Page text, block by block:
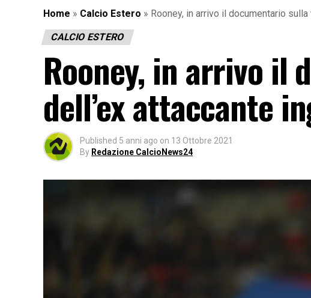
Home » Calcio Estero » Rooney, in arrivo il documentario
CALCIO ESTERO
Rooney, in arrivo il
dell’ex attaccante
Published 5 anni ago on 13 Ottobre 2021
By Redazione CalcioNews24